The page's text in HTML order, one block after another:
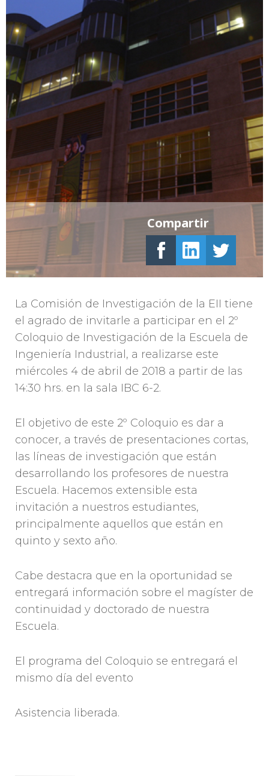
La Comisión de Investigación de la EII tiene
el agrado de invitarle a participar en el 2º
Coloquio de Investigación de la Escuela de
Ingeniería Industrial, a realizarse este
miércoles 4 de abril de 2018 a partir de las
14:30 hrs. en la sala IBC 6-2.
El objetivo de este 2º Coloquio es dar a
conocer, a través de presentaciones cortas,
las líneas de investigación que están
desarrollando los profesores de nuestra
Escuela. Hacemos extensible esta
invitación a nuestros estudiantes,
principalmente aquellos que están en
quinto y sexto año.
Cabe destacra que en la oportunidad se
entregará información sobre el magíster de
continuidad y doctorado de nuestra
Escuela.
El programa del Coloquio se entregará el
mismo día del evento
Asistencia liberada.
Compartir